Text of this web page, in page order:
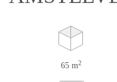
65 m2